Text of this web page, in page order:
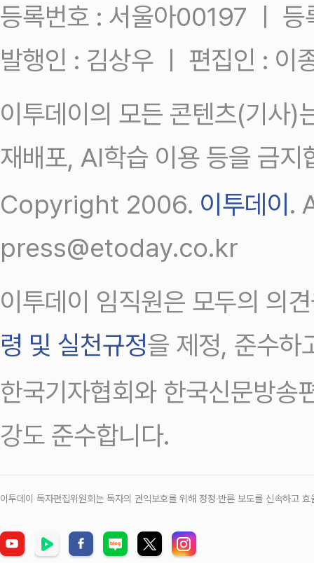
등록번호 : 서울아00197 ㅣ
발행인 : 김상우 ㅣ 편집인 : 이
이투데이의 모든 콘텐츠(기사)
재배포, AI학습 이용 등을 금지
Copyright 2006. 이투데이 .
press@etoday.co.kr
이투데이 임직원은 모두의 의
령 및 실천규정을 제정, 준수하
한국기자협회와 한국신문방송
강도 준수합니다.
이투데이 독자편집위원회는 독자의 권익보호를 위해 정정‧반론 보도를 신속하고